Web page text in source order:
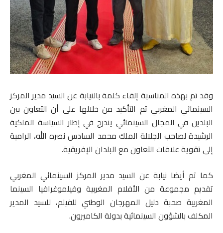
وقد تم بهذه المناسبة إلقاء كلمة بالنيابة عن السيد مدير المركز
السينمائي المغربي تم التأكيد من خلالها على أن التعاون بين
البلدين في المجال السينمائي يندرج في إطار السياسة الملكية
الرشيدة لصاحب الجلالة الملك محمد السادس نصره الله، الرامية
إلى تقوية علاقات التعاون مع البلدان الإفريقية.
كما تم أيضا نيابة عن السيد مدير المركز السينمائي المغربي
تقديم مجموعة من الأفلام المغربية وفيلموغرافيا السينما
المغربية صحبة دليل المهرجان الوطني للفيلم، للسيد المدير
المكلف بالشؤون السينمائية بدولة الكاميرون.